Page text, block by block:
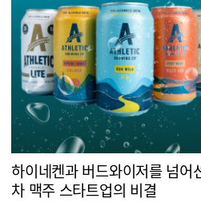
하이네켄과 버드와이저를 넘어
차 맥주 스타트업의 비결